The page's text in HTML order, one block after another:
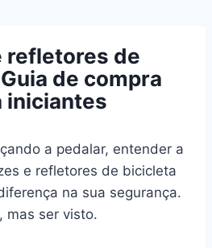
refletores de
de compra
iniciantes
a pedalar, entender a
e refletores de bicicleta
na sua segurança.
mas ser visto.